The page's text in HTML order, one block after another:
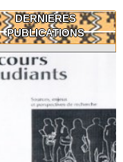
DERNIERES
PUBLICATIONS